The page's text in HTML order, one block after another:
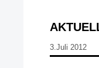
3.Juli 2012